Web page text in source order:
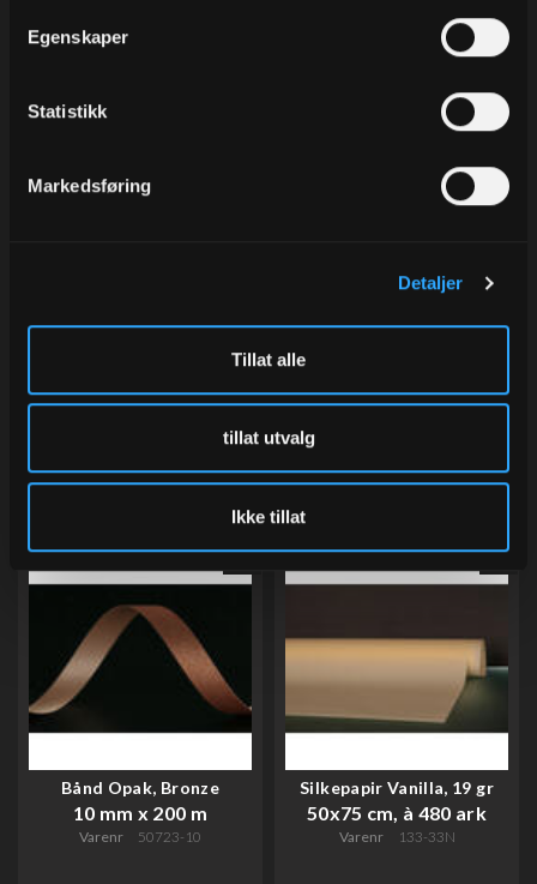
Egenskaper
Statistikk
Markedsføring
Detaljer
Tillat alle
tillat utvalg
Ikke tillat
Varenr 133-38N
260,00
Kjøp
Dust
72,00
Kjøp
Bånd Opak, Bronze
10 mm x 200 m
Varenr 50723-10
Silkepapir Vanilla, 19 gr
50x75 cm, à 480 ark
Varenr 133-33N